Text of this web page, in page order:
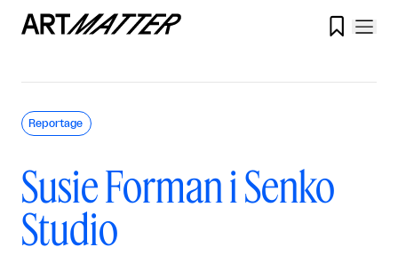

Susie Forman i Senko
Studio
Reportage